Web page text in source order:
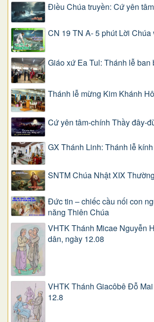
Điều Chúa truyền: Cứ yên
CN 19 TN A- 5 phút Lời
Giáo xứ Ea Tul: Thánh lễ ban
Thánh lễ mừng Kim Khánh
Cứ yên tâm-chính Thầy đây-
GX Thánh Linh: Thánh lễ
SNTM Chúa Nhật XIX
Đức tin – chiếc cầu nối con
năng Thiên Chúa
VHTK Thánh Micae Nguyễn
dân, ngày 12.08
VHTK Thánh Giacôbê Ðỗ
12.8